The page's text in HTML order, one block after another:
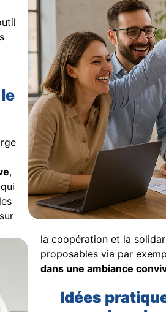
,
la coopération et la
proposables via par
dans une ambiance
Idées